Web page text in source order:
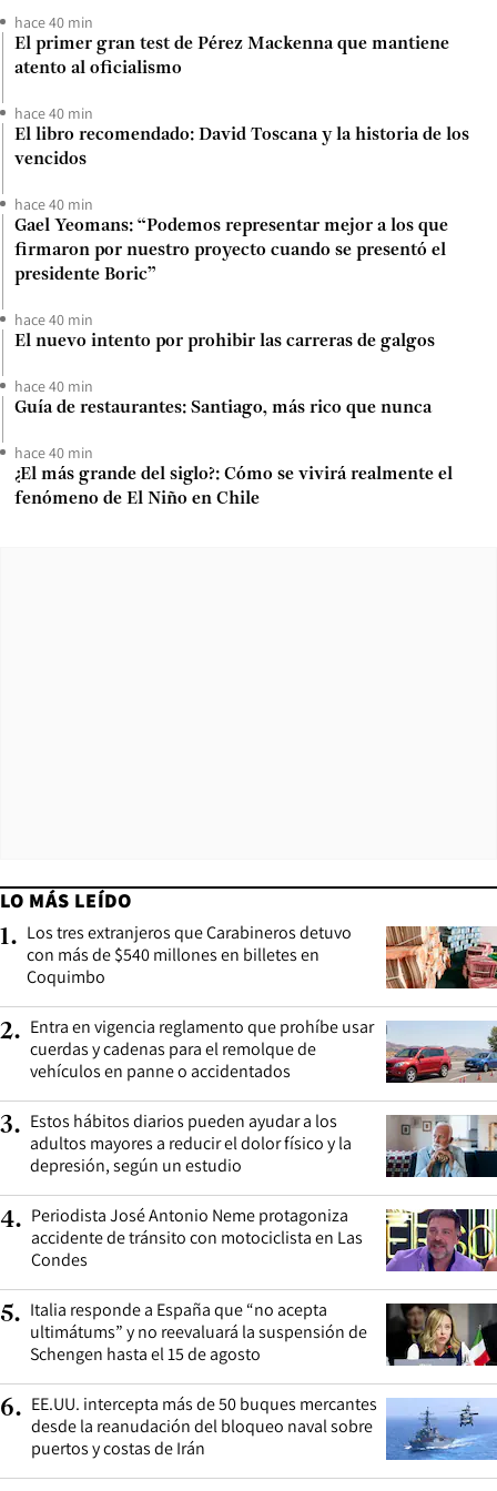
hace 40 min
El primer gran test de Pérez Mackenna que mantiene
atento al oficialismo
hace 40 min
El libro recomendado: David Toscana y la historia de los
vencidos
hace 40 min
Gael Yeomans: “Podemos representar mejor a los que
firmaron por nuestro proyecto cuando se presentó el
presidente Boric”
hace 40 min
El nuevo intento por prohibir las carreras de galgos
hace 40 min
Guía de restaurantes: Santiago, más rico que nunca
hace 40 min
¿El más grande del siglo?: Cómo se vivirá realmente el
fenómeno de El Niño en Chile
LO MÁS LEÍDO
1. Los tres extranjeros que Carabineros detuvo
con más de $540 millones en billetes en
Coquimbo
2. Entra en vigencia reglamento que prohíbe usar
cuerdas y cadenas para el remolque de
vehículos en panne o accidentados
3. Estos hábitos diarios pueden ayudar a los
adultos mayores a reducir el dolor físico y la
depresión, según un estudio
4. Periodista José Antonio Neme protagoniza
accidente de tránsito con motociclista en Las
Condes
5. Italia responde a España que “no acepta
ultimátums” y no reevaluará la suspensión de
Schengen hasta el 15 de agosto
6. EE.UU. intercepta más de 50 buques mercantes
desde la reanudación del bloqueo naval sobre
puertos y costas de Irán